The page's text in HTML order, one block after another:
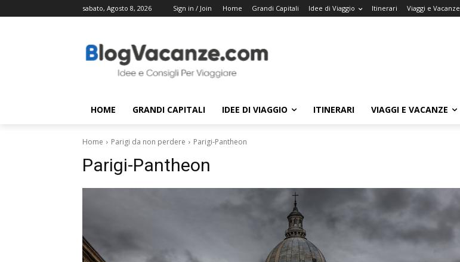
sabato, Agosto 8, 2026 Sign in / Join Home Grandi Capitali Idee di Viaggio Itinerari Viaggi e Vacanze
HOME GRANDI CAPITALI IDEE DI VIAGGIO ITINERARI VIAGGI E VACANZE
Home Parigi da non perdere Parigi-Pantheon
Parigi-Pantheon